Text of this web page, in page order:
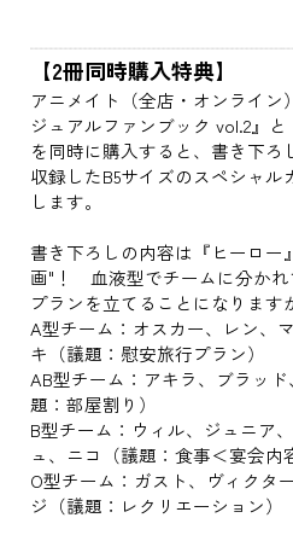
【2冊同時購入特典】
アニメイト（全店・オンライ
ジュアルファンブック vol.2』と
を同時に購入すると、書き下ろ
収録したB5サイズのスペシャル
します。
書き下ろしの内容は『ヒーロー
画"！ 血液型でチームに分かれ
プランを立てることになりま
A型チーム：オスカー、レン、
キ（議題：慰安旅行プラン）
AB型チーム：アキラ、ブラッ
題：部屋割り）
B型チーム：ウィル、ジュニア
ュ、ニコ（議題：食事＜宴会内
O型チーム：ガスト、ヴィクタ
ジ（議題：レクリエーション）